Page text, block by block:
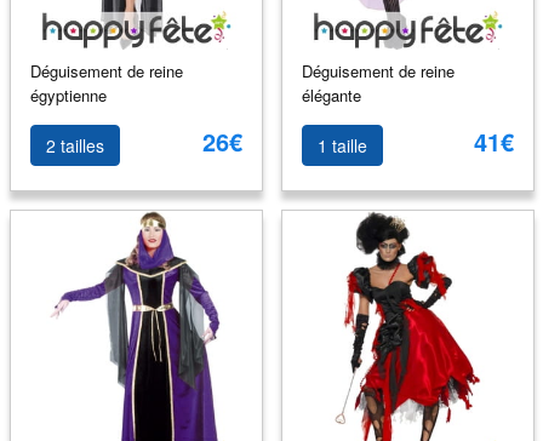
Déguisement de reine
égyptienne
2 tailles 26€
Déguisement de reine
élégante
1 taille 41€